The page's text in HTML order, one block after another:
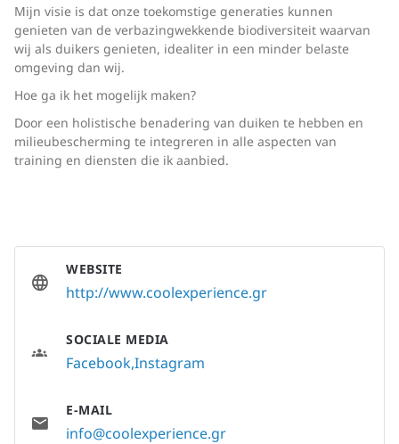
Mijn visie is dat onze toekomstige generaties kunnen
genieten van de verbazingwekkende biodiversiteit waarvan
wij als duikers genieten, idealiter in een minder belaste
omgeving dan wij.
Hoe ga ik het mogelijk maken?
Door een holistische benadering van duiken te hebben en
milieubescherming te integreren in alle aspecten van
training en diensten die ik aanbied.
WEBSITE
http://www.coolexperience.gr
SOCIALE MEDIA
FacebookInstagram
E-MAIL
info@coolexperience.gr